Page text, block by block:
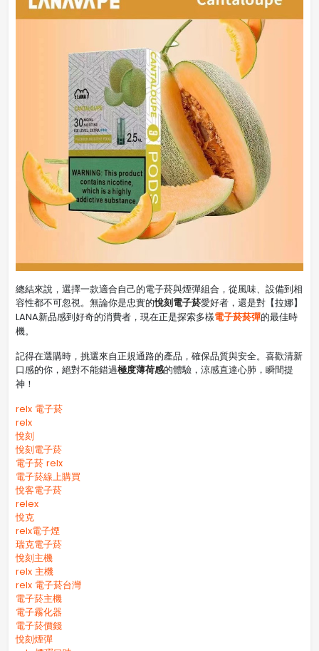
總結來說，選擇一款適合自己的電子菸與煙彈組合，從風味、設備到相
容性都不可忽視。無論你是忠實的悅刻電子菸愛好者，還是對【拉娜】
LANA新品感到好奇的消費者，現在正是探索多樣電子菸菸彈的最佳時
機。
記得在選購時，挑選來自正規通路的產品，確保品質與安全。喜歡清新
口感的你，絕對不能錯過極度薄荷感的體驗，涼感直達心肺，瞬間提
神！
relx 電子菸
relx
悅刻
悅刻電子菸
電子菸 relx
電子菸線上購買
悅客電子菸
relex
悅克
relx電子煙
瑞克電子菸
悅刻主機
relx 主機
relx 電子菸台灣
電子菸主機
電子霧化器
電子菸價錢
悅刻煙彈